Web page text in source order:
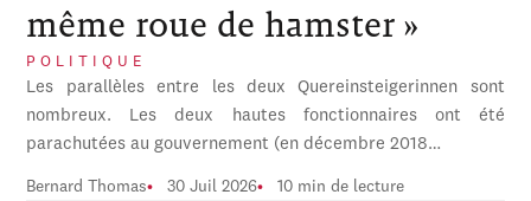
même roue de hamster »
POLITIQUE
Les parallèles entre les deux Quereinsteigerinnen sont
nombreux. Les deux hautes fonctionnaires ont été
parachutées au gouvernement (en décembre 2018…
Bernard Thomas 30 Juil 2026 10 min de lecture